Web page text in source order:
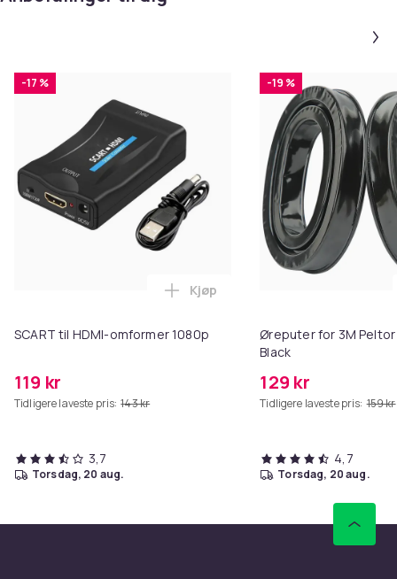
-17 %
SCART til HDMI-omformer 1080p
119 kr
Tidligere laveste pris: 143 kr
Legg SCART til HDMI-omformer
Kjøp
3,7
torsdag, 20 aug.
-19 %
Øreputer for 3M Peltor
Black
129 kr
Tidligere laveste pris: 159 kr
4,7
torsdag, 20 aug.